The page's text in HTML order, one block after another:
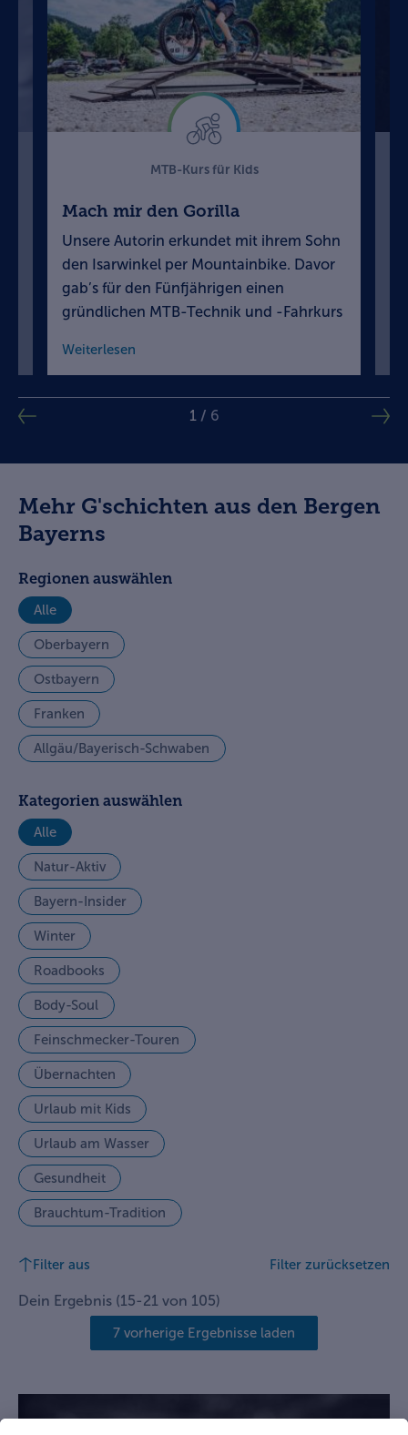
MTB-Kurs für Kids
Mach mir den Gorilla
Unsere Autorin erkundet mit ihrem Sohn
den Isarwinkel per Mountainbike. Davor
gab’s für den Fünfjährigen einen
gründlichen MTB-Technik und -Fahrkurs
Weiterlesen
1 / 6
Mehr G'schichten aus den Bergen
Bayerns
Regionen auswählen
Alle
Oberbayern
Ostbayern
Franken
Allgäu/Bayerisch-Schwaben
Kategorien auswählen
Alle
Natur-Aktiv
Bayern-Insider
Winter
Roadbooks
Body-Soul
Feinschmecker-Touren
Übernachten
Urlaub mit Kids
Urlaub am Wasser
Gesundheit
Brauchtum-Tradition
Filter aus Filter zurücksetzen
Dein Ergebnis (15-21 von 105)
7 vorherige Ergebnisse laden